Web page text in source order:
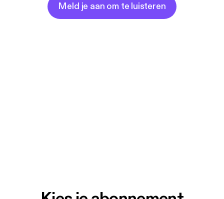
Meld je aan om te luisteren